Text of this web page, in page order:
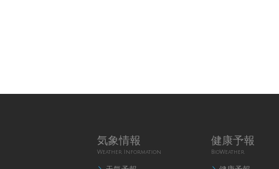
気象情報
Weather Information
健康予報
BioWeather